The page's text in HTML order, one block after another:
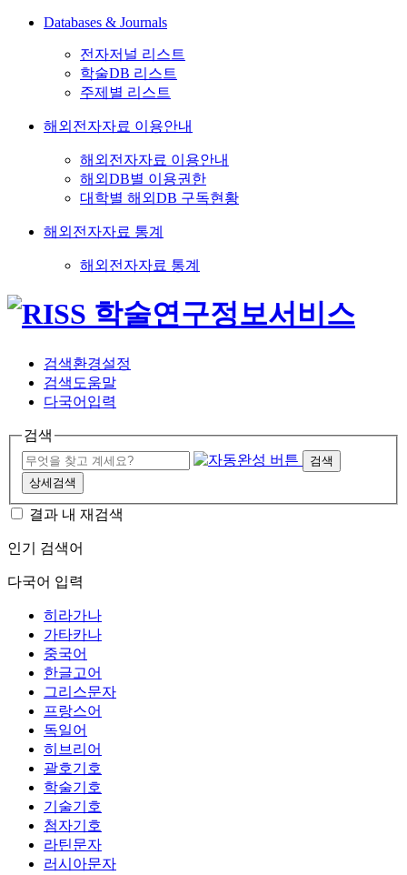
Databases & Journals
전자저널 리스트
학술DB 리스트
주제별 리스트
해외전자자료 이용안내
해외전자자료 이용안내
해외DB별 이용권한
대학별 해외DB 구독현황
해외전자자료 통계
해외전자자료 통계
검색환경설정
검색도움말
다국어입력
검색
검색
상세검색
결과 내 재검색
인기 검색어
다국어 입력
히라가나
가타카나
중국어
한글고어
그리스문자
프랑스어
독일어
히브리어
괄호기호
학술기호
기술기호
첨자기호
라틴문자
러시아문자